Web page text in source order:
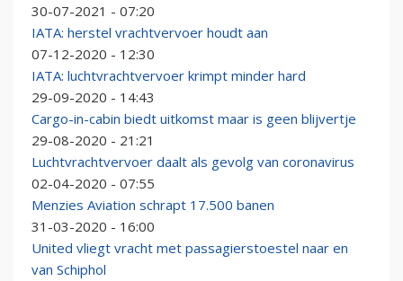
30-07-2021 - 07:20
IATA: herstel vrachtvervoer houdt aan
07-12-2020 - 12:30
IATA: luchtvrachtvervoer krimpt minder hard
29-09-2020 - 14:43
Cargo-in-cabin biedt uitkomst maar is geen blijvertje
29-08-2020 - 21:21
Luchtvrachtvervoer daalt als gevolg van coronavirus
02-04-2020 - 07:55
Menzies Aviation schrapt 17.500 banen
31-03-2020 - 16:00
United vliegt vracht met passagierstoestel naar en
van Schiphol